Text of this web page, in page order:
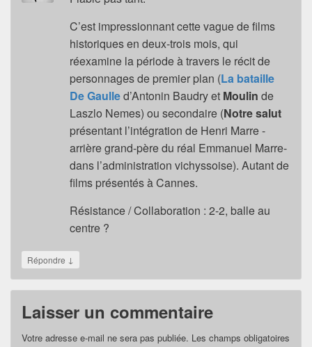
C’est impressionnant cette vague de films
historiques en deux-trois mois, qui
réexamine la période à travers le récit de
personnages de premier plan (La bataille
De Gaulled’Antonin Baudry et Moulin de
Laszlo Nemes) ou secondaire (Notre salut
présentant l’intégration de Henri Marre -
arrière grand-père du réal Emmanuel Marre-
dans l’administration vichyssoise). Autant de
films présentés à Cannes.
Résistance / Collaboration : 2-2, balle au
centre ?
Répondre ↓
Laisser un commentaire
Votre adresse e-mail ne sera pas publiée. Les champs obligatoires